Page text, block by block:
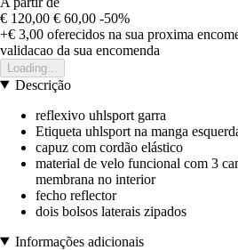
€ 120,00 € 60,00 -50%
+€ 3,00 oferecidos na sua proxima
validacao da sua encomenda
Loading...
Descrição
reflexivo uhlsport garra
Etiqueta uhlsport na manga
capuz com cordão elástico
material de velo funcional com 3
membrana no interior
fecho reflector
dois bolsos laterais zipados
Informações adicionais